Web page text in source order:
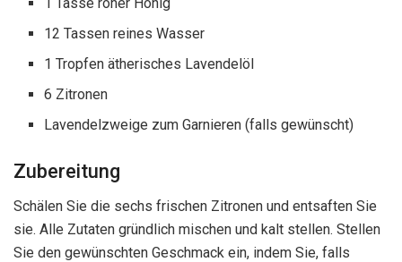
12 Tassen reines Wasser
1 Tropfen ätherisches Lavendelöl
6 Zitronen
Lavendelzweige zum Garnieren (falls gewünscht)
Zubereitung
Schälen Sie die sechs frischen Zitronen und entsaften Sie
sie. Alle Zutaten gründlich mischen und kalt stellen. Stellen
Sie den gewünschten Geschmack ein, indem Sie, falls